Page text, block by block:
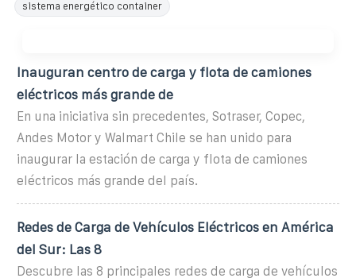
sistema energético container
Inauguran centro de carga y flota de camiones
eléctricos más grande de
En una iniciativa sin precedentes, Sotraser, Copec,
Andes Motor y Walmart Chile se han unido para
inaugurar la estación de carga y flota de camiones
eléctricos más grande del país.
Redes de Carga de Vehículos Eléctricos en América
del Sur: Las 8
Descubre las 8 principales redes de carga de vehículos